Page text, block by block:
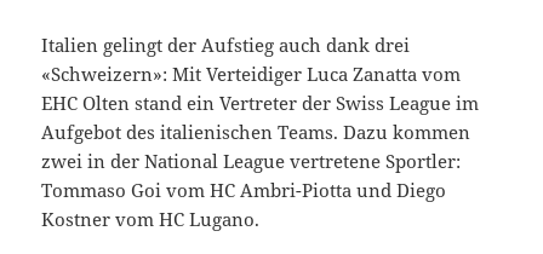
Italien gelingt der Aufstieg auch dank drei
«Schweizern»: Mit Verteidiger Luca Zanatta vom
EHC Olten stand ein Vertreter der Swiss League im
Aufgebot des italienischen Teams. Dazu kommen
zwei in der National League vertretene Sportler:
Tommaso Goi vom HC Ambri-Piotta und Diego
Kostner vom HC Lugano.